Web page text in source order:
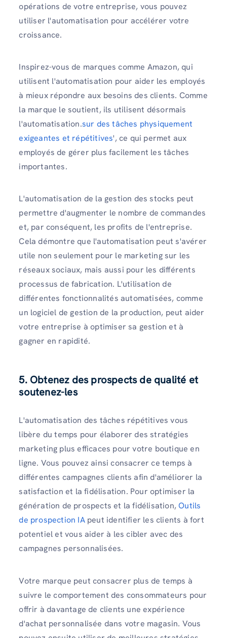
opérations de votre entreprise, vous pouvez
utiliser l'automatisation pour accélérer votre
croissance.
Inspirez-vous de marques comme Amazon, qui
utilisent l'automatisation pour aider les employés
à mieux répondre aux besoins des clients. Comme
la marque le soutient, ils utilisent désormais
l'automatisation.sur des tâches physiquement
exigeantes et répétitives', ce qui permet aux
employés de gérer plus facilement les tâches
importantes.
L'automatisation de la gestion des stocks peut
permettre d'augmenter le nombre de commandes
et, par conséquent, les profits de l'entreprise.
Cela démontre que l'automatisation peut s'avérer
utile non seulement pour le marketing sur les
réseaux sociaux, mais aussi pour les différents
processus de fabrication. L'utilisation de
différentes fonctionnalités automatisées, comme
un logiciel de gestion de la production, peut aider
votre entreprise à optimiser sa gestion et à
gagner en rapidité.
5. Obtenez des prospects de qualité et
soutenez-les
L'automatisation des tâches répétitives vous
libère du temps pour élaborer des stratégies
marketing plus efficaces pour votre boutique en
ligne. Vous pouvez ainsi consacrer ce temps à
différentes campagnes clients afin d'améliorer la
satisfaction et la fidélisation. Pour optimiser la
génération de prospects et la fidélisation,Outils
de prospection IApeut identifier les clients à fort
potentiel et vous aider à les cibler avec des
campagnes personnalisées.
Votre marque peut consacrer plus de temps à
suivre le comportement des consommateurs pour
offrir à davantage de clients une expérience
d'achat personnalisée dans votre magasin. Vous